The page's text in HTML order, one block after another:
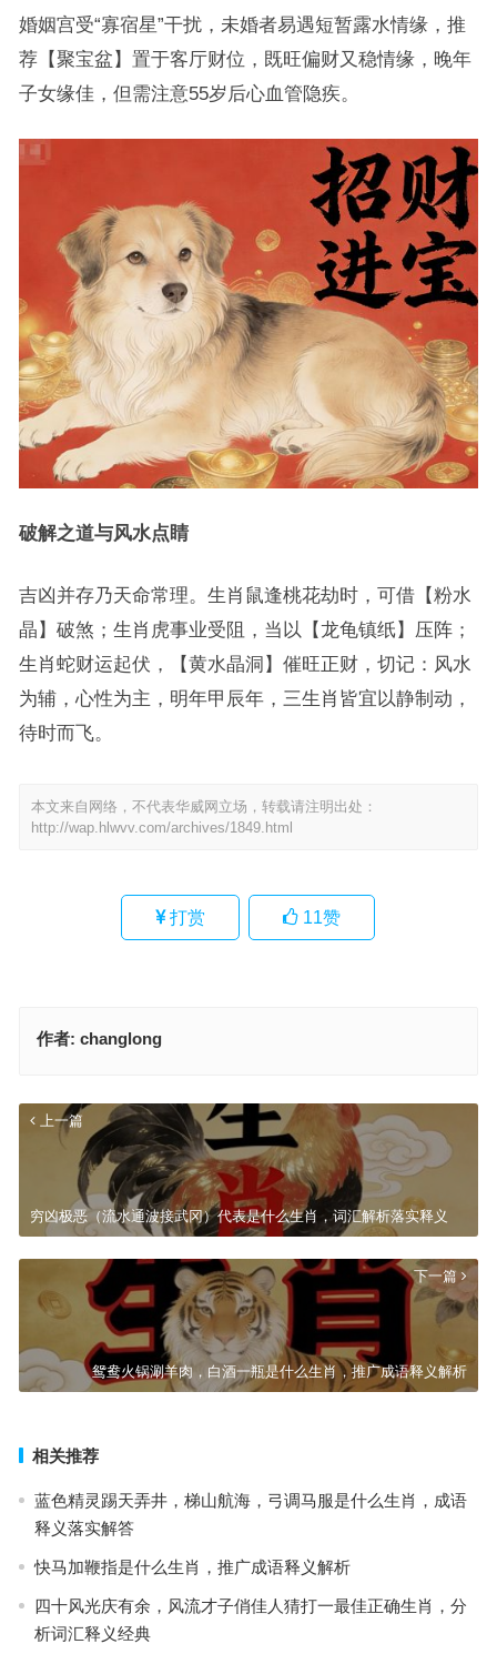
婚姻宫受“寡宿星”干扰，未婚者易遇短暂露水情缘，推
荐【聚宝盆】置于客厅财位，既旺偏财又稳情缘，晚年
子女缘佳，但需注意55岁后心血管隐疾。
破解之道与风水点睛
吉凶并存乃天命常理。生肖鼠逢桃花劫时，可借【粉水
晶】破煞；生肖虎事业受阻，当以【龙龟镇纸】压阵；
生肖蛇财运起伏，【黄水晶洞】催旺正财，切记：风水
为辅，心性为主，明年甲辰年，三生肖皆宜以静制动，
待时而飞。
本文来自网络，不代表华威网立场，转载请注明出处：
http://wap.hlwvv.com/archives/1849.html
打赏 11赞
作者: changlong
上一篇
穷凶极恶（流水通波接武冈）代表是什么生肖，词汇解析落实释义
下一篇
鸳鸯火锅涮羊肉，白酒一瓶是什么生肖，推广成语释义解析
相关推荐
蓝色精灵踢天弄井，梯山航海，弓调马服是什么生肖，成语
释义落实解答
快马加鞭指是什么生肖，推广成语释义解析
四十风光庆有余，风流才子俏佳人猜打一最佳正确生肖，分
析词汇释义经典